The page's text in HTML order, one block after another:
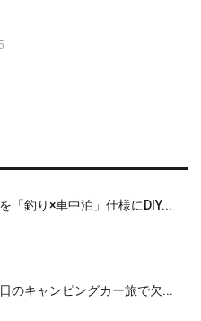
「釣り×車中泊」仕様にDIY...
のキャンピングカー旅で欠...